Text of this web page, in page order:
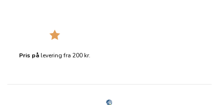
Pris på levering fra 200 kr.